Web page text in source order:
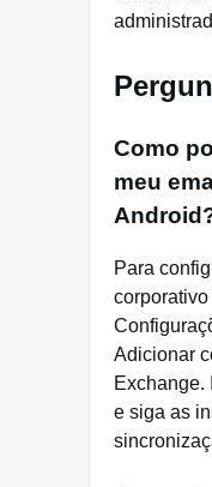
Como
meu
Para
Adicionar
Exchange.
e siga as